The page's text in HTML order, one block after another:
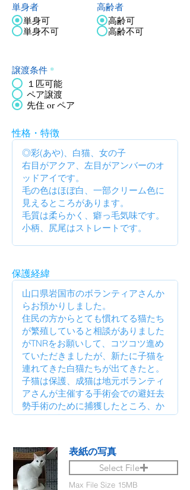
単身者
単身可
単身不可
高齢者
高齢可
高齢不可
譲渡条件 *
１匹可能
ペア譲渡
先住 or ペア
性格・特徴
保護経緯
表紙の写真
Select File
Max File Size 15MB